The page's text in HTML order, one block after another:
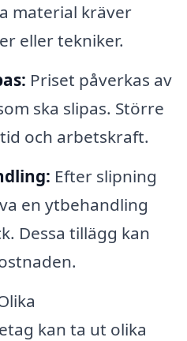
material kräver
eller tekniker.
Priset påverkas av
ska slipas. Större
och arbetskraft.
Efter slipning
en ytbehandling
Dessa tillägg kan
kan ta ut olika